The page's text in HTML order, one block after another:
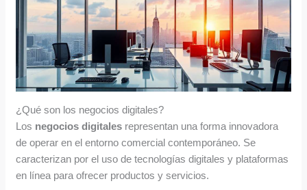
¿Qué son los negocios digitales?
Los negocios digitales representan una forma innovadora
de operar en el entorno comercial contemporáneo. Se
caracterizan por el uso de tecnologías digitales y plataformas
en línea para ofrecer productos y servicios.